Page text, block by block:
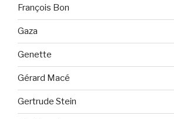
François Bon
Gaza
Genette
Gérard Macé
Gertrude Stein